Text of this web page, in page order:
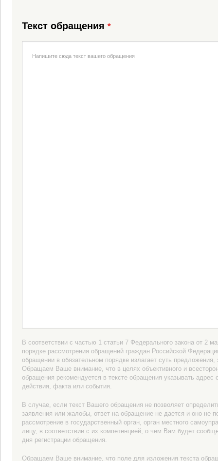
Текст обращения *
В соответствии с частью 1 статьи 7 Федерального закона от 2
порядке рассмотрения обращений граждан Российской
обращении в обязательном порядке излагает суть
Обращаем Ваше внимание, что в целях объективного и
обращения рекомендуется в тексте обращения указывать адрес
действия, факта или события.
В случае, если текст Вашего обращения не позволяет
заявления или жалобы, ответ на обращение не дается и оно не
рассмотрение в государственный орган, орган местного
лицу, в соответствии с их компетенцией, о чем Вам будет
дня регистрации обращения.
Обращаем Ваше внимание, что поле для изложения текста